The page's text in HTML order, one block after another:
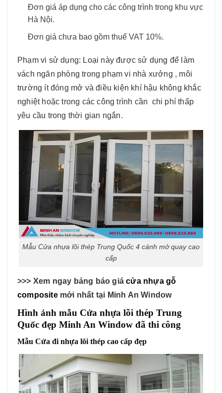
Đơn giá áp dụng cho các công trình trong khu vực
Hà Nội.
Đơn giá chưa bao gồm thuế VAT 10%.
Phạm vi sử dụng: Loại này được sử dụng để làm
vách ngăn phòng trong phạm vi nhà xưởng , môi
trường ít đóng mở và điều kiện khí hậu không khắc
nghiệt hoặc trong các công trình cần chi phí thấp
yêu cầu trong thời gian ngắn.
Mẫu Cửa nhựa lõi thép Trung Quốc 4 cánh mở quay cao
cấp
>>> Xem ngay bảng báo giácửa nhựa gỗ
compositemới nhất tại Minh An Window
Hình ảnh mẫu Cửa nhựa lõi thép Trung
Quốc đẹp Minh An Window đã thi công
Mẫu Cửa đi nhựa lõi thép cao cấp đẹp